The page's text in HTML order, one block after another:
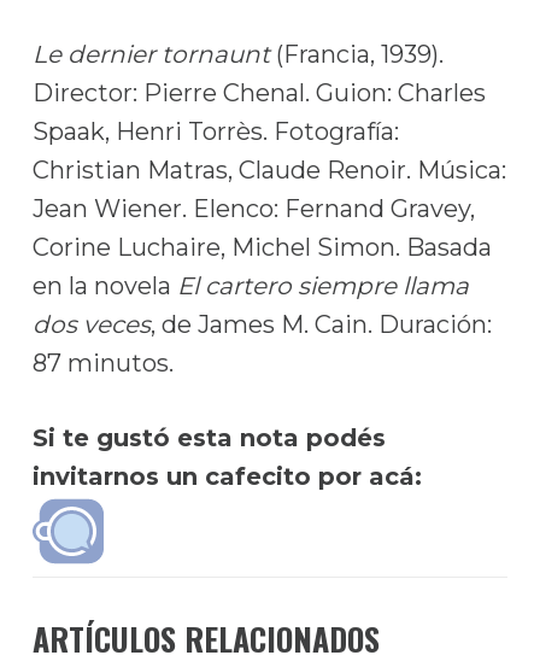
Le dernier tornaunt(Francia, 1939).
Director: Pierre Chenal. Guion: Charles
Spaak, Henri Torrès. Fotografía:
Christian Matras, Claude Renoir. Música:
Jean Wiener. Elenco: Fernand Gravey,
Corine Luchaire, Michel Simon. Basada
en la novela El cartero siempre llama
dos veces, de James M. Cain. Duración:
87 minutos.
Si te gustó esta nota podés
invitarnos un cafecito por acá:
ARTÍCULOS RELACIONADOS